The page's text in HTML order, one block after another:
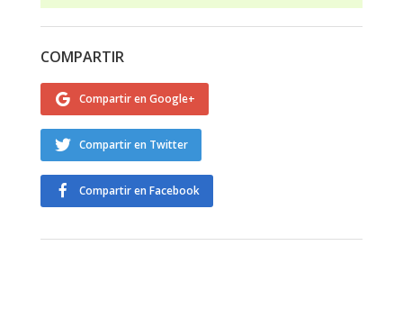
COMPARTIR
Compartir en Google+
Compartir en Twitter
Compartir en Facebook